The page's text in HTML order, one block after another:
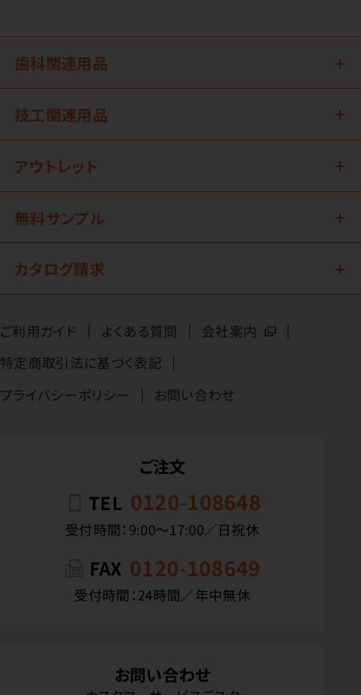
歯科関連用品
技工関連用品
アウトレット
無料サンプル
カタログ請求
ご利用ガイド よくある質問
会社案内
特定商取引法に基づく表記
プライバシーポリシー
お問い合わせ
ご注文
TEL 0120-108648
受付時間：9:00〜17:00／日祝休
FAX 0120-108649
受付時間：24時間／年中無休
お問い合わせ